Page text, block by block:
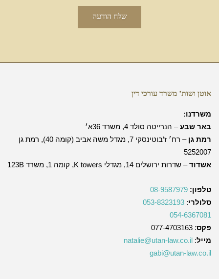
אוטן ושות’ משרד עורכי דין
משרדנו:
באר שבע– הנרייטה סולד 4, משרד 36א׳
רמת גן
– רח׳ ז’בוטינסקי 7, מגדל משה אביב (קומה 40), רמת גן
5252007
אשדוד– שדרות ירושלים 14, מגדלי K towers, קומה 1, משרד 123B
טלפון: 08-9587979
סלולרי:
053-8323193
054-6367081
פקס: 077-4703163
מייל:
natalie@utan-law.co.il
gabi@utan-law.co.il